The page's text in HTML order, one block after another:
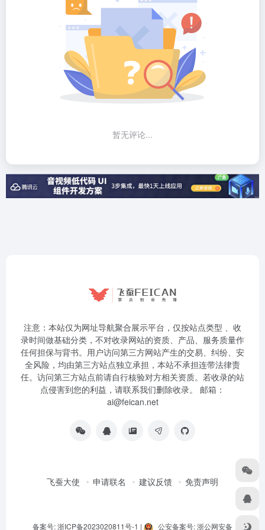
暂无评论...
注意：本站仅为网址导航聚合展示平台，仅按站点类型 、收
录时间做基础分类，不对收录网站的资质、产品、服务质量作
任何担保与背书。用户访问第三方网站产生的交易、纠纷、安
全风险，均由第三方站点独立承担，本站不承担连带法律责
任。访问第三方站点前请自行核验对方相关资质。若收录的站
点侵害到您的利益，请联系我们删除收录。 邮箱：
ai@feican.net
飞蚕大使 申请联名 建议反馈 免责声明
备案号: 浙ICP备2023020811号-1 | 公安备案号: 浙公网安备